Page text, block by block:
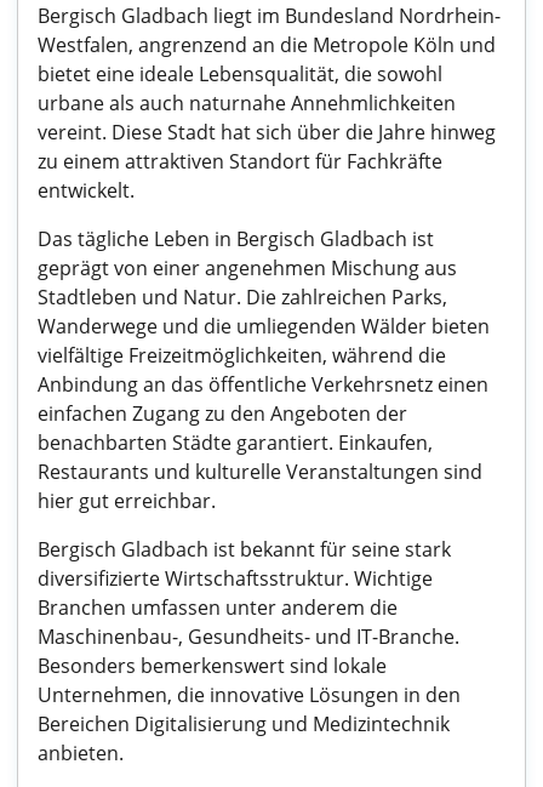
Bergisch Gladbach liegt im Bundesland Nordrhein-
Westfalen, angrenzend an die Metropole Köln und
bietet eine ideale Lebensqualität, die sowohl
urbane als auch naturnahe Annehmlichkeiten
vereint. Diese Stadt hat sich über die Jahre hinweg
zu einem attraktiven Standort für Fachkräfte
entwickelt.
Das tägliche Leben in Bergisch Gladbach ist
geprägt von einer angenehmen Mischung aus
Stadtleben und Natur. Die zahlreichen Parks,
Wanderwege und die umliegenden Wälder bieten
vielfältige Freizeitmöglichkeiten, während die
Anbindung an das öffentliche Verkehrsnetz einen
einfachen Zugang zu den Angeboten der
benachbarten Städte garantiert. Einkaufen,
Restaurants und kulturelle Veranstaltungen sind
hier gut erreichbar.
Bergisch Gladbach ist bekannt für seine stark
diversifizierte Wirtschaftsstruktur. Wichtige
Branchen umfassen unter anderem die
Maschinenbau-, Gesundheits- und IT-Branche.
Besonders bemerkenswert sind lokale
Unternehmen, die innovative Lösungen in den
Bereichen Digitalisierung und Medizintechnik
anbieten.